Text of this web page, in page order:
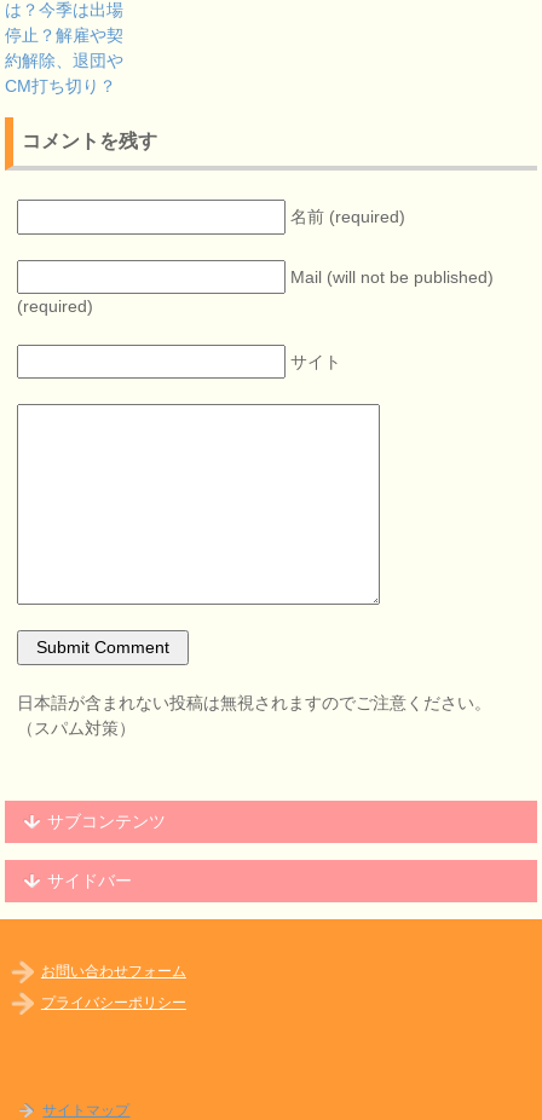
は？今季は出場
停止？解雇や契
約解除、退団や
CM打ち切り？
コメントを残す
名前 (required)
Mail (will not be published)
(required)
サイト
日本語が含まれない投稿は無視されますのでご注意ください。
（スパム対策）
サブコンテンツ
サイドバー
お問い合わせフォーム
プライバシーポリシー
サイトマップ